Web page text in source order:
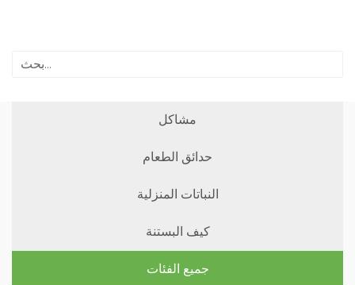
مشاكل
حدائق الطعام
النباتات المنزلية
كيف البستنة
جميع الفئات